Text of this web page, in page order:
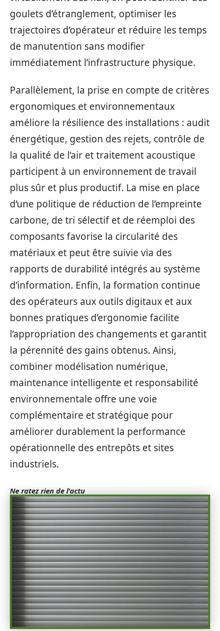
goulets d’étranglement, optimiser les
trajectoires d’opérateur et réduire les temps
de manutention sans modifier
immédiatement l’infrastructure physique.
Parallèlement, la prise en compte de critères
ergonomiques et environnementaux
améliore la résilience des installations : audit
énergétique, gestion des rejets, contrôle de
la qualité de l’air et traitement acoustique
participent à un environnement de travail
plus sûr et plus productif. La mise en place
d’une politique de réduction de l’empreinte
carbone, de tri sélectif et de réemploi des
composants favorise la circularité des
matériaux et peut être suivie via des
rapports de durabilité intégrés au système
d’information. Enfin, la formation continue
des opérateurs aux outils digitaux et aux
bonnes pratiques d’ergonomie facilite
l’appropriation des changements et garantit
la pérennité des gains obtenus. Ainsi,
combiner modélisation numérique,
maintenance intelligente et responsabilité
environnementale offre une voie
complémentaire et stratégique pour
améliorer durablement la performance
opérationnelle des entrepôts et sites
industriels.
Ne ratez rien de l'actu